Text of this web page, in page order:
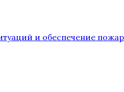
и обеспечение